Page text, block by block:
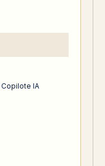
Copilote IA